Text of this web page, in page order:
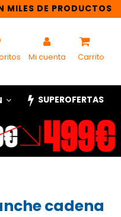
MILES DE PRODUCTOS
Mi cuenta Carrito
SUPEROFERTAS
cadena